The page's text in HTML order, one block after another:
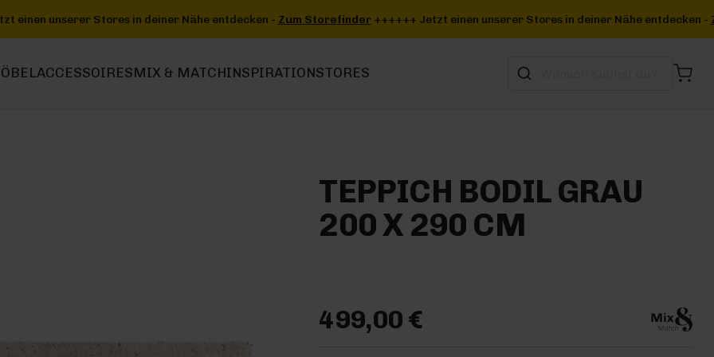
-Zum Storefinder++++++ Jetzt einen unserer Stores in deiner Nähe entdecken -Zum Storefinder+++
ACCESSOIRESMIX & MATCHINSPIRATIONSTORES
TEPPICH BODIL GRAU
200 X 290 CM
499,00 €